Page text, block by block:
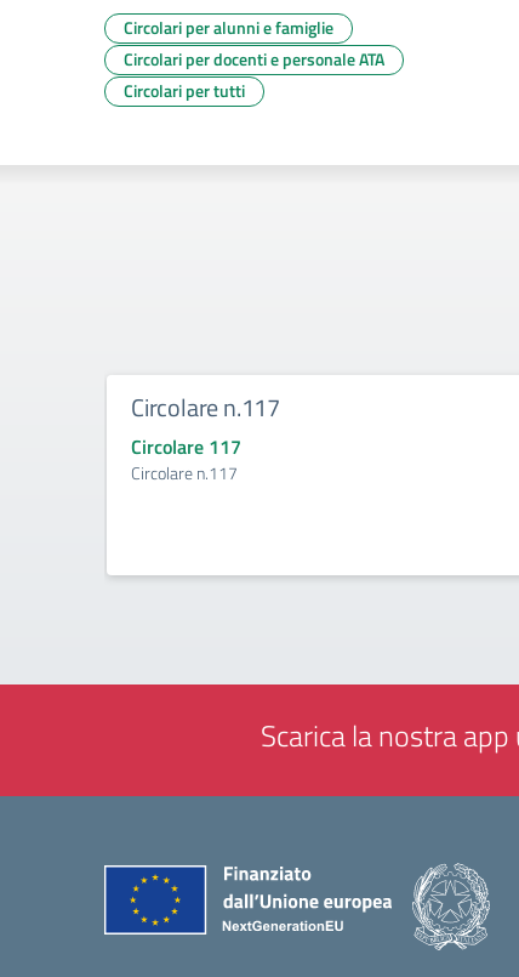
Circolari per alunni e famiglie
Circolari per docenti e personale ATA
Circolari per tutti
Circolare n.117
Circolare 117
Circolare n.117
Scarica la nostra